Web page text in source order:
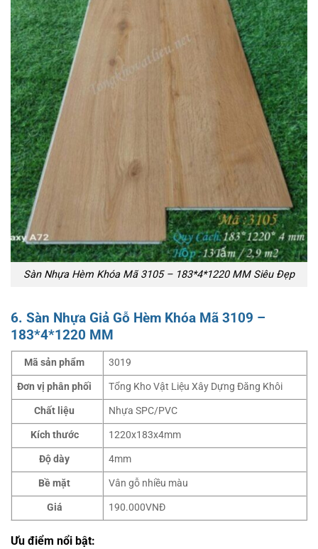
Sàn Nhựa Hèm Khóa Mã 3105 – 183*4*1220 MM Siêu Đẹp
6. Sàn Nhựa Giả Gỗ Hèm Khóa Mã 3109 –
183*4*1220 MM
Mã sản phẩm
3019
Đơn vị phân phối
Tổng Kho Vật Liệu Xây Dựng Đăng Khôi
Chất liệu
Nhựa SPC/PVC
Kích thước
1220x183x4mm
Độ dày
4mm
Bề mặt
Vân gỗ nhiều màu
Giá
190.000VNĐ
Ưu điểm nổi bật: